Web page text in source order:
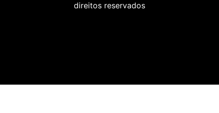
direitos reservados